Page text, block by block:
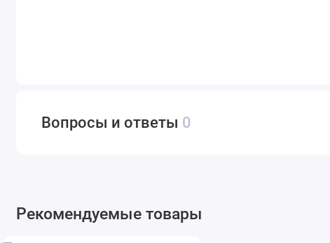
Вопросы и ответы 0
Рекомендуемые товары